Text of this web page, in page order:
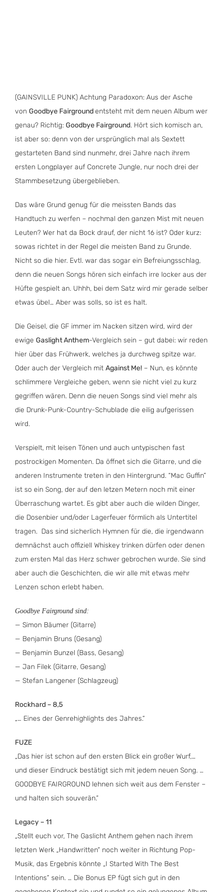
(GAINSVILLE PUNK) Achtung Paradoxon: Aus der Asche
von Goodbye Fairgroundentsteht mit dem neuen Album wer
genau? Richtig: Goodbye Fairground. Hört sich komisch an,
ist aber so: denn von der ursprünglich mal als Sextett
gestarteten Band sind nunmehr, drei Jahre nach ihrem
ersten Longplayer auf Concrete Jungle, nur noch drei der
Stammbesetzung übergeblieben.
Das wäre Grund genug für die meissten Bands das
Handtuch zu werfen – nochmal den ganzen Mist mit neuen
Leuten? Wer hat da Bock drauf, der nicht 16 ist? Oder kurz:
sowas richtet in der Regel die meisten Band zu Grunde.
Nicht so die hier. Evtl. war das sogar ein Befreiungsschlag,
denn die neuen Songs hören sich einfach irre locker aus der
Hüfte gespielt an. Uhhh, bei dem Satz wird mir gerade selber
etwas übel… Aber was solls, so ist es halt.
Die Geisel, die GF immer im Nacken sitzen wird, wird der
ewige Gaslight Anthem-Vergleich sein – gut dabei: wir reden
hier über das Frühwerk, welches ja durchweg spitze war.
Oder auch der Vergleich mit Against Me! – Nun, es könnte
schlimmere Vergleiche geben, wenn sie nicht viel zu kurz
gegriffen wären. Denn die neuen Songs sind viel mehr als
die Drunk-Punk-Country-Schublade die eilig aufgerissen
wird.
Verspielt, mit leisen Tönen und auch untypischen fast
postrockigen Momenten. Da öffnet sich die Gitarre, und die
anderen Instrumente treten in den Hintergrund. “Mac Guffin”
ist so ein Song, der auf den letzen Metern noch mit einer
Überraschung wartet. Es gibt aber auch die wilden Dinger,
die Dosenbier und/oder Lagerfeuer förmlich als Untertitel
tragen. Das sind sicherlich Hymnen für die, die irgendwann
demnächst auch offiziell Whiskey trinken dürfen oder denen
zum ersten Mal das Herz schwer gebrochen wurde. Sie sind
aber auch die Geschichten, die wir alle mit etwas mehr
Lenzen schon erlebt haben.
Goodbye Fairground sind:
— Simon Bäumer (Gitarre)
— Benjamin Bruns (Gesang)
— Benjamin Bunzel (Bass, Gesang)
— Jan Filek (Gitarre, Gesang)
— Stefan Langener (Schlagzeug)
Rockhard – 8,5
„… Eines der Genrehighlights des Jahres.“
FUZE
„Das hier ist schon auf den ersten Blick ein großer Wurf,…
und dieser Eindruck bestätigt sich mit jedem neuen Song. …
GOODBYE FAIRGROUND lehnen sich weit aus dem Fenster –
und halten sich souverän.“
Legacy – 11
„Stellt euch vor, The Gaslicht Anthem gehen nach ihrem
letzten Werk „Handwritten“ noch weiter in Richtung Pop-
Musik, das Ergebnis könnte „I Started With The Best
Intentions“ sein. … Die Bonus EP fügt sich gut in den